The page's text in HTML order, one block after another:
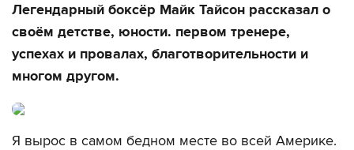
Легендарный боксёр Майк Тайсон рассказал о
своём детстве, юности. первом тренере,
успехах и провалах, благотворительности и
многом другом.
Я вырос в самом бедном месте во всей Америке.